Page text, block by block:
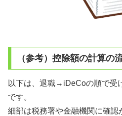
（参考）控除額の計算の
以下は、退職→iDeCoの順で受
です。
細部は税務署や金融機関に確認